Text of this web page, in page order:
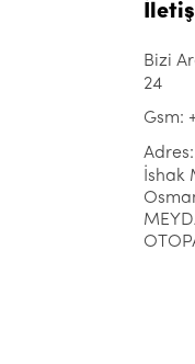
Bizi
24
Gsm:
İshak